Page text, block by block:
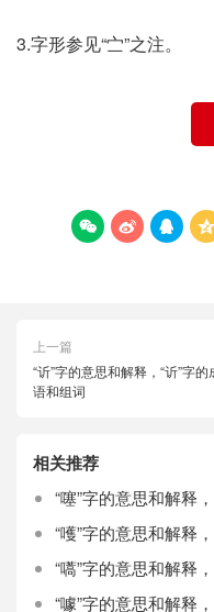
3.字形参见“㝉”之注。
   
上一篇
“䜣”字的意思和解释，“䜣”字的
语和组词
相关推荐
“噻”字的意思和解释
“嚄”字的意思和解释
“嚆”字的意思和解释
“噱”字的意思和解释